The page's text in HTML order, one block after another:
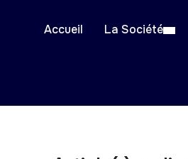
Accueil La Société